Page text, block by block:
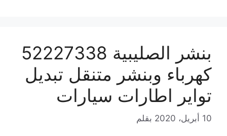
بنشر الصليبية 52227338
كهرباء وبنشر متنقل تبديل
تواير اطارات سيارات
10 أبريل، 2020 بقلم